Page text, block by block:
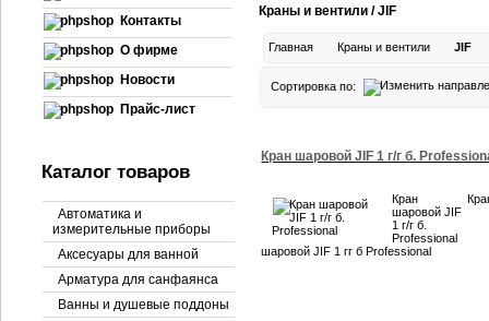
Контакты
О фирме
Новости
Прайс-лист
Каталог товаров
Автоматика и
измерительные приборы
Аксесуары для ванной
Арматура для санфаянса
Ванны и душевые поддоны
Краны и вентили / JIF
Главная Краны и вентили JIF
Сортировка по:
Кран шаровой JIF 1 г/г б.
Кран
шаровой JIF
1 г/г б.
Professional
шаровой JIF 1 гг б Professional